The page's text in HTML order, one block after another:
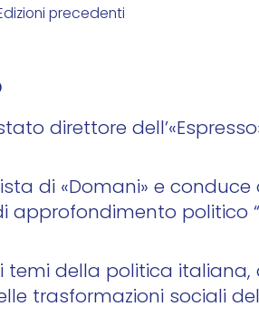
precedenti
direttore
di «Domani» e conduce
approfondimento politico
temi della politica italiana,
trasformazioni sociali